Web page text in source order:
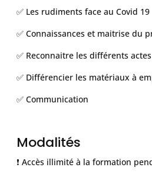
✅ Les rudiments face au Covid 19
✅ Connaissances et maitrise du
✅ Reconnaitre les différents
✅ Différencier les matériaux à
✅ Communication
Modalités
❗️ Accès illimité à la formation